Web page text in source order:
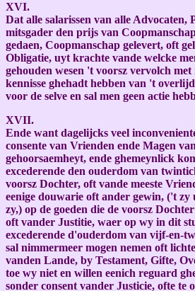
XVI.
Dat alle salarissen van alle
mitsgader den prijs van
gedaen, Coopmanschap gelevert, oft
Obligatie, uyt krachte vande welcke
gehouden wesen 't voorsz vervolch
kennisse ghehadt hebben van 't
voor de selve en sal men geen actie
XVII.
Ende want dagelijcks veel
consente van Vrienden ende Magen
gehoorsaemheyt, ende ghemeynlick
excederende den ouderdom van
voorsz Dochter, oft vande meeste
eenige douwarie oft ander gewin, ('t
zy,) op de goeden die de voorsz
oft vander Justitie, waer op wy in dit
excederende d'ouderdom van vijf-en-
sal nimmermeer mogen nemen oft
vanden Lande, by Testament, Gifte,
toe wy niet en willen eenich reguard
sonder consent vander Justicie, ofte